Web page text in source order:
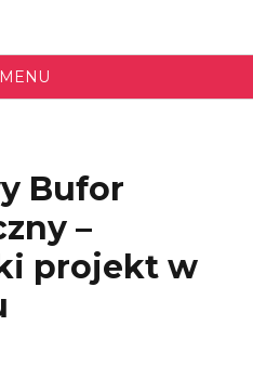
MENU
Bufor
–
projekt w